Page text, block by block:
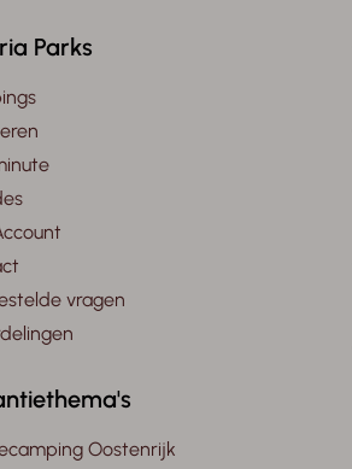
Parks
vragen
Oostenrijk